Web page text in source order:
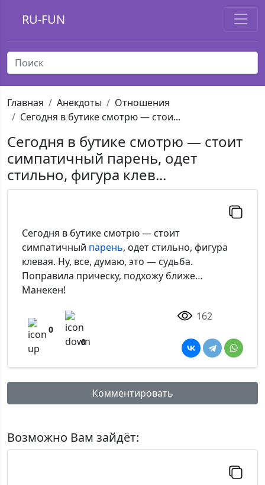
RU-FUN
Главная Анекдоты
Отношения
Сегодня в бутике смотрю — стои...
Сегодня в бутике смотрю — стоит
симпатичный парень, одет
стильно, фигура клев...
Сегодня в бутике смотрю — стоит
симпатичный парень, одет стильно, фигура
клевая. Ну, все, думаю, это — судьба.
Поправила прическу, подхожу ближе…
Манекен!
0
0
162
Комментировать
Возможно Вам зайдёт: